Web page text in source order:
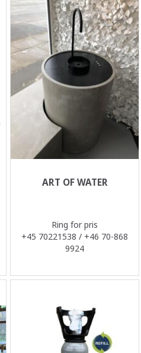
ART OF WATER
Ring for pris
+45 70221538 / +46 70-868
9924